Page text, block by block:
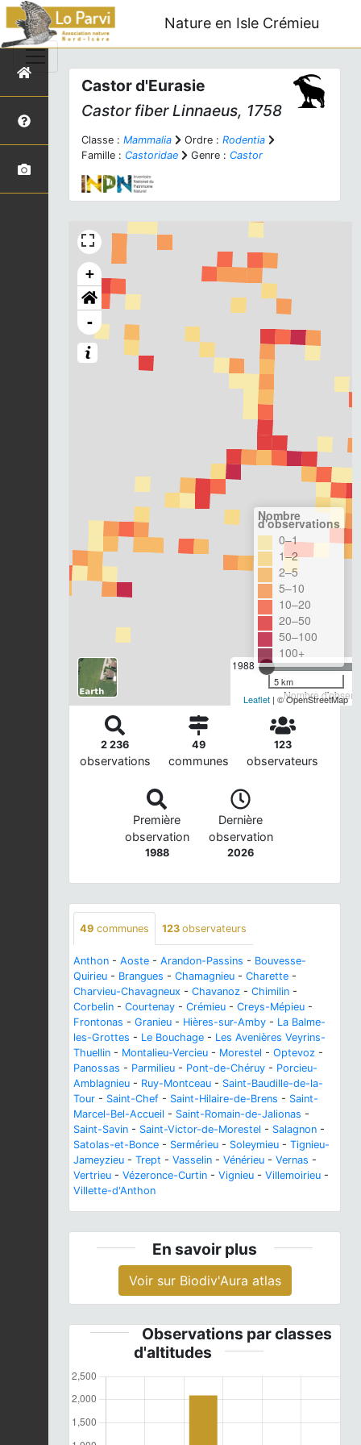
Nature en Isle Crémieu
Castor d'Eurasie
Castor fiberLinnaeus, 1758
Classe : Mammalia Ordre : Rodentia
Famille : Castoridae Genre : Castor
+
-
1988
Nombre
Nombre
d'observations
0–1
1–2
2–5
5–10
10–20
20–50
50–100
100+
5 km
Leaflet | © OpenStreetMap
2 236
observations
49
communes
123
observateurs
Première
observation
1988
Dernière
observation
2026
49 communes 123 observateurs
Anthon - Aoste - Arandon-Passins - Bouvesse-
Quirieu - Brangues - Chamagnieu - Charette -
Charvieu-Chavagneux - Chavanoz - Chimilin -
Corbelin - Courtenay - Crémieu - Creys-Mépieu -
Frontonas - Granieu - Hières-sur-Amby - La Balme-
les-Grottes - Le Bouchage - Les Avenières Veyrins-
Thuellin - Montalieu-Vercieu - Morestel - Optevoz -
Panossas - Parmilieu - Pont-de-Chéruy - Porcieu-
Amblagnieu - Ruy-Montceau - Saint-Baudille-de-la-
Tour - Saint-Chef - Saint-Hilaire-de-Brens - Saint-
Marcel-Bel-Accueil - Saint-Romain-de-Jalionas -
Saint-Savin - Saint-Victor-de-Morestel - Salagnon -
Satolas-et-Bonce - Sermérieu - Soleymieu - Tignieu-
Jameyzieu - Trept - Vasselin - Vénérieu - Vernas -
Vertrieu - Vézeronce-Curtin - Vignieu - Villemoirieu -
Villette-d'Anthon
En savoir plus
Voir sur Biodiv'Aura atlas
Observations par classes
d'altitudes